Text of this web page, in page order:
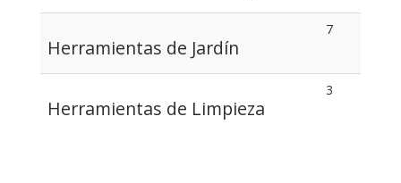
Herramientas de Jardín
7
Herramientas de Limpieza
3